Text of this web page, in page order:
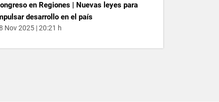
en Regiones | Nuevas leyes para
desarrollo en el país
Nov 2025 | 20:21 h